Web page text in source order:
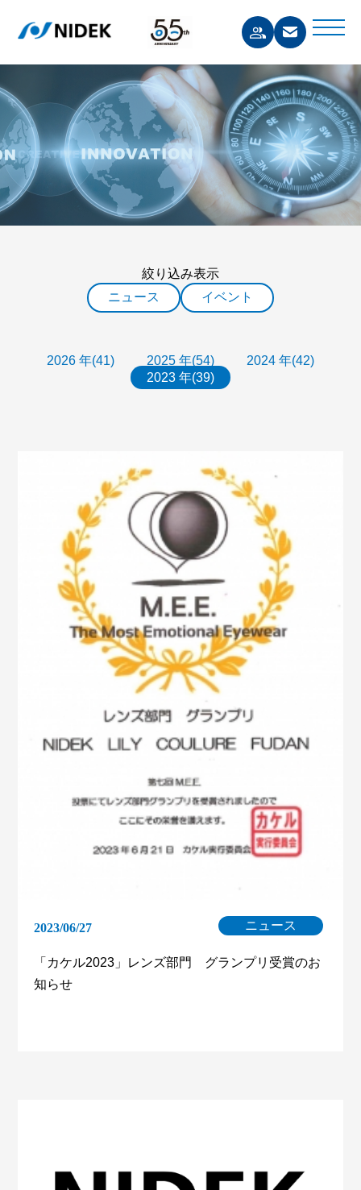
絞り込み表示
ニュース
イベント
2026 年(41) 2025 年(54)
2024 年(42)
2023 年(39)
2023/06/27 ニュース
「カケル2023」レンズ部門 グランプリ受賞のお
知らせ